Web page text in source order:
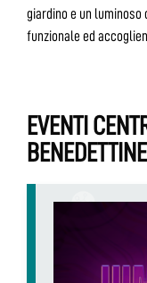
giardino e un luminoso
funzionale ed
EVENTI
BENEDETTINE